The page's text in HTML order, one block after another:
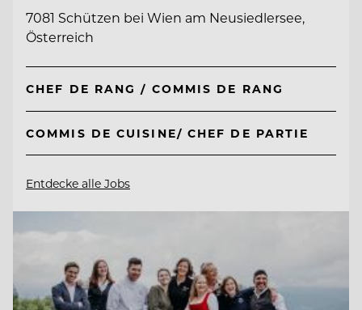
7081 Schützen bei Wien am Neusiedlersee,
Österreich
CHEF DE RANG / COMMIS DE RANG
COMMIS DE CUISINE/ CHEF DE PARTIE
Entdecke alle Jobs